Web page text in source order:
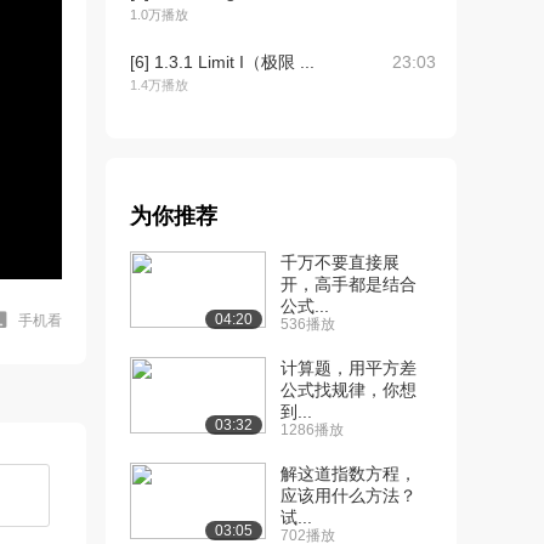
手机看
1.0万播放
[6] 1.3.1 Limit I（极限 ...
1.4万播放
23:03
[8] 1.3.3 Limit III（极...
6877播放
[9] 1.4.1 Limit Laws ... 25:45
6041播放
[11] 1.5.1 Definition ...
7834播放
[12] 1.5.2 Definition ... 18:55
为你推荐
04:20
千万不要直接展
开，高手都是结合
公式...
536播放
03:32
计算题，用平方差
公式找规律，你想
到...
1286播放
03:05
解这道指数方程，
应该用什么方法？
试...
702播放